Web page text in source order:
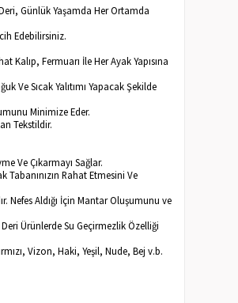
Günlük Yaşamda Her Ortamda
Edebilirsiniz.
Kalıp, Fermuarı İle Her Ayak Yapısına
Ve Sıcak Yalıtımı Yapacak Şekilde
Minimize Eder.
Tekstildir.
Ve Çıkarmayı Sağlar.
Tabanınızın Rahat Etmesini Ve
Nefes Aldığı İçin Mantar Oluşumunu ve
Ürünlerde Su Geçirmezlik Özelliği
Vizon, Haki, Yeşil, Nude, Bej v.b.